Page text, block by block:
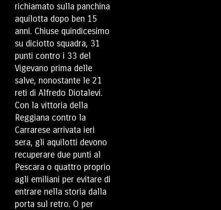
richiamato sulla panchina
aquilotta dopo ben 15
anni. Chiuse quindicesimo
su diciotto squadra, 31
punti contro i 33 del
Vigevano prima delle
salve, nonostante le 21
reti di Alfredo Diotalevi.
Con la vittoria della
Reggiana contro la
Carrarese arrivata ieri
sera, gli aquilotti devono
recuperare due punti al
Pescara o quattro proprio
agli emiliani per evitare di
entrare nella storia dalla
porta sul retro. O per